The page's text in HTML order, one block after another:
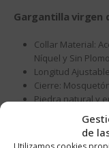
de
Gargantilla virgen
Collar Material:
Níquel y Sin Plomo
Longitud
Cierre:
Piedra natural y
Hay
Colección